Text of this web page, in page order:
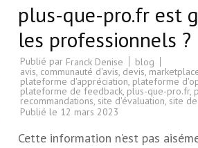
plus-que-pro.fr est
les professionnels ?
Publié par Franck Denise
blog
avis, communauté d'avis, devis,
plateforme d'appréciation, plateforme
plateforme de feedback, plus-que-pro.fr,
recommandations, site d'évaluation,site
Publié le 12 mars 2023
Cette information n’est pas